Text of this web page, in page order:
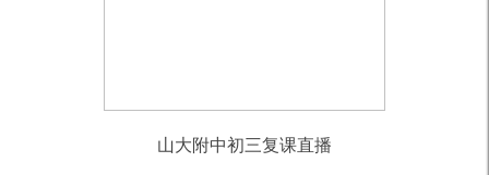
山大附中初三复课直播